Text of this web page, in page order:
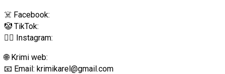
☠️ Facebook:
🤡 TikTok:
✌🏼 Instagram:
🌐 Krimi web:
📧 Email: krimikarel@gmail.com